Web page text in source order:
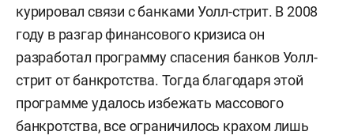
курировал связи с банками Уолл-стрит. В 2008
году в разгар финансового кризиса он
разработал программу спасения банков Уолл-
стрит от банкротства. Тогда благодаря этой
программе удалось избежать массового
банкротства, все ограничилось крахом лишь